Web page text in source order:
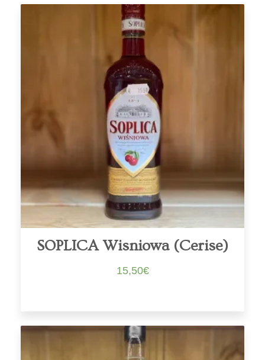
SOPLICA Wisniowa (Cerise)
15,50€